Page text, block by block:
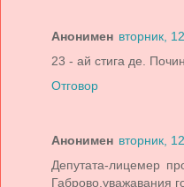
Анонимен вторник,
23 - ай стига де.
Отговор
Анонимен вторник,
Депутата-лицемер
Габрово,уважавания